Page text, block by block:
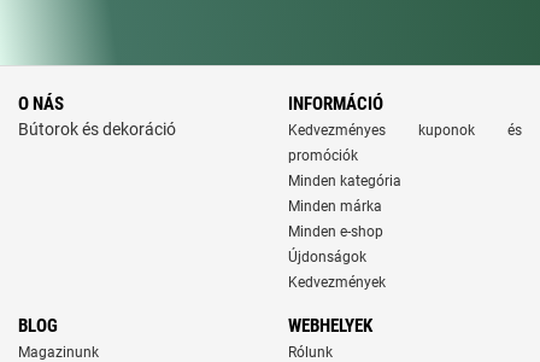
O NÁS
Bútorok és dekoráció
INFORMÁCIÓ
Kedvezményes kuponok és
promóciók
Minden kategória
Minden márka
Minden e-shop
Újdonságok
Kedvezmények
BLOG
Magazinunk
WEBHELYEK
Rólunk